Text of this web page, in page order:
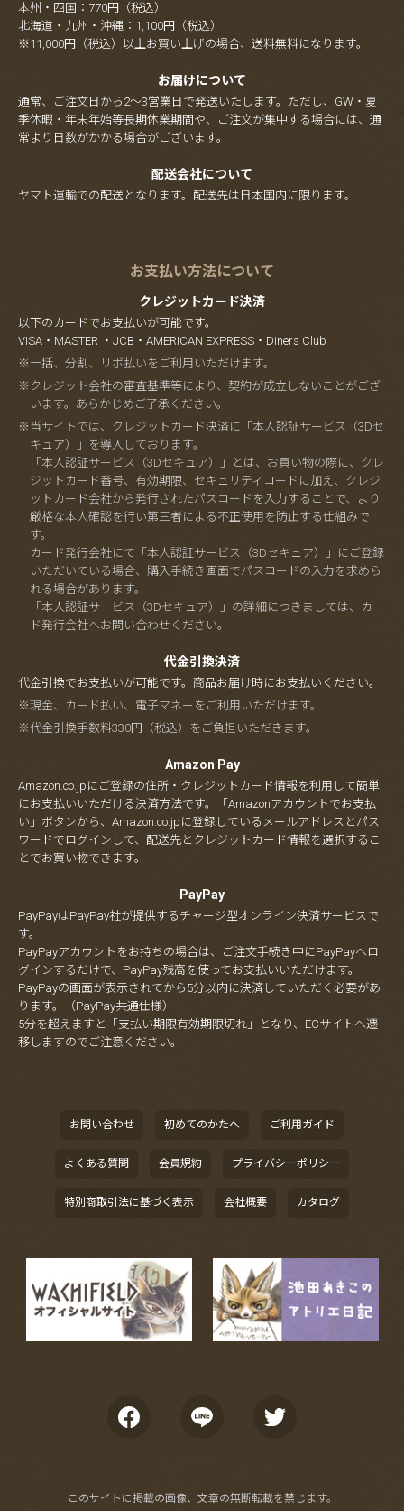
本州・四国：770円（税込）
北海道・九州・沖縄：1,100円（税込）
※11,000円（税込）以上お買い上げの場合、送料無料になります。
お届けについて
通常、ご注文日から2～3営業日で発送いたします。ただし、GW・夏
季休暇・年末年始等長期休業期間や、ご注文が集中する場合には、通
常より日数がかかる場合がございます。
配送会社について
ヤマト運輸での配送となります。配送先は日本国内に限ります。
お支払い方法について
クレジットカード決済
以下のカードでお支払いが可能です。
VISA・MASTER ・JCB・AMERICAN EXPRESS・Diners Club
※一括、分割、リボ払いをご利用いただけます。
※クレジット会社の審査基準等により、契約が成立しないことがござ
います。あらかじめご了承ください。
※当サイトでは、クレジットカード決済に「本人認証サービス（3Dセ
キュア）」を導入しております。
「本人認証サービス（3Dセキュア）」とは、お買い物の際に、クレ
ジットカード番号、有効期限、セキュリティコードに加え、クレジ
ットカード会社から発行されたパスコードを入力することで、より
厳格な本人確認を行い第三者による不正使用を防止する仕組みで
す。
カード発行会社にて「本人認証サービス（3Dセキュア）」にご登録
いただいている場合、購入手続き画面でパスコードの入力を求めら
れる場合があります。
「本人認証サービス（3Dセキュア）」の詳細につきましては、カー
ド発行会社へお問い合わせください。
代金引換決済
代金引換でお支払いが可能です。商品お届け時にお支払いください。
※現金、カード払い、電子マネーをご利用いただけます。
※代金引換手数料330円（税込）をご負担いただきます。
Amazon Pay
Amazon.co.jpにご登録の住所・クレジットカード情報を利用して簡単
にお支払いいただける決済方法です。「Amazonアカウントでお支払
い」ボタンから、Amazon.co.jpに登録しているメールアドレスとパス
ワードでログインして、配送先とクレジットカード情報を選択するこ
とでお買い物できます。
PayPay
PayPayはPayPay社が提供するチャージ型オンライン決済サービスで
す。
PayPayアカウントをお持ちの場合は、ご注文手続き中にPayPayへロ
グインするだけで、PayPay残高を使ってお支払いいただけます。
PayPayの画面が表示されてから5分以内に決済していただく必要があ
ります。（PayPay共通仕様）
5分を超えますと「支払い期限有効期限切れ」となり、ECサイトへ遷
移しますのでご注意ください。
お問い合わせ 初めてのかたへ ご利用ガイド
よくある質問 会員規約 プライバシーポリシー
特別商取引法に基づく表示 会社概要 カタログ
このサイトに掲載の画像、文章の無断転載を禁じます。